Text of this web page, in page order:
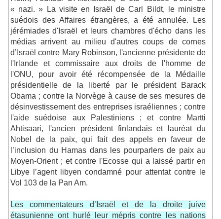
« nazi. » La visite en Israël de Carl Bildt, le ministre
suédois des Affaires étrangères, a été annulée. Les
jérémiades d'Israël et leurs chambres d'écho dans les
médias arrivent au milieu d'autres coups de cornes
d’Israël contre Mary Robinson, l'ancienne présidente de
l'Irlande et commissaire aux droits de l'homme de
l'ONU, pour avoir été récompensée de la Médaille
présidentielle de la liberté par le président Barack
Obama ; contre la Norvège à cause de ses mesures de
désinvestissement des entreprises israéliennes ; contre
l'aide suédoise aux Palestiniens ; et contre Martti
Ahtisaari, l'ancien président finlandais et lauréat du
Nobel de la paix, qui fait des appels en faveur de
l’inclusion du Hamas dans les pourparlers de paix au
Moyen-Orient ; et contre l'Ecosse qui a laissé partir en
Libye l’agent libyen condamné pour attentat contre le
Vol 103 de la Pan Am.
Les commentateurs d’Israël et de la droite juive
étasunienne ont hurlé leur mépris contre les nations